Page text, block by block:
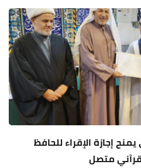
إجازة الإقراء للحافظ
متصل